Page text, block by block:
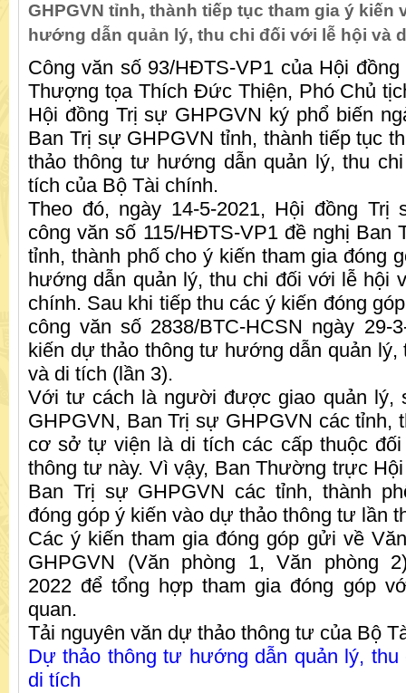
GHPGVN tỉnh, thành tiếp tục tham gia ý kiến
hướng dẫn quản lý, thu chi đối với lễ hội và
Công văn số 93/HĐTS-VP1 của Hội
Thượng tọa Thích Đức Thiện, Phó Chủ
Hội đồng Trị sự GHPGVN ký phổ biến
Ban Trị sự GHPGVN tỉnh, thành tiếp tục
thảo thông tư hướng dẫn quản lý, thu
tích của Bộ Tài chính.
Theo đó, ngày 14-5-2021, Hội đồng Trị
công văn số 115/HĐTS-VP1 đề nghị Ban
tỉnh, thành phố cho ý kiến tham gia đóng
hướng dẫn quản lý, thu chi đối với lễ hội
chính. Sau khi tiếp thu các ý kiến đóng
công văn số 2838/BTC-HCSN ngày 29-
kiến dự thảo thông tư hướng dẫn quản lý,
và di tích (lần 3).
Với tư cách là người được giao quản lý,
GHPGVN, Ban Trị sự GHPGVN các tỉnh,
cơ sở tự viện là di tích các cấp thuộc
thông tư này. Vì vậy, Ban Thường trực
Ban Trị sự GHPGVN các tỉnh, thành
đóng góp ý kiến vào dự thảo thông tư lần
Các ý kiến tham gia đóng góp gửi về
GHPGVN (Văn phòng 1, Văn phòng
2022 để tổng hợp tham gia đóng góp
quan.
Tải nguyên văn dự thảo thông tư của Bộ
Dự thảo thông tư hướng dẫn quản lý,
di tích